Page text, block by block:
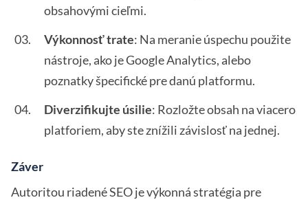
obsahovými cieľmi.
Výkonnosť trate: Na meranie úspechu použite
nástroje, ako je Google Analytics, alebo
poznatky špecifické pre danú platformu.
Diverzifikujte úsilie: Rozložte obsah na viacero
platforiem, aby ste znížili závislosť na jednej.
Záver
Autoritou riadené SEO je výkonná stratégia pre